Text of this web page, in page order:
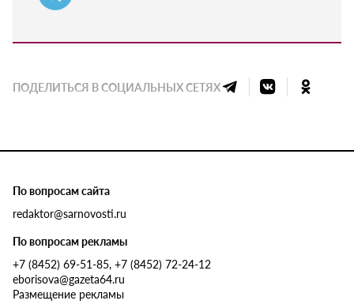
ПОДЕЛИТЬСЯ В СОЦИАЛЬНЫХ СЕТЯХ
По вопросам сайта
redaktor@sarnovosti.ru
По вопросам рекламы
+7 (8452) 69-51-85, +7 (8452) 72-24-12
eborisova@gazeta64.ru
Размещение рекламы